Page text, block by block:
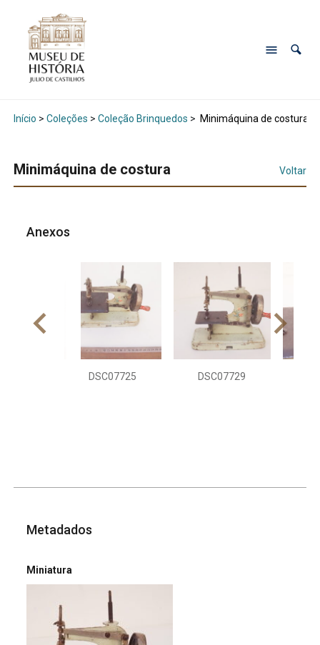
Início > Coleções > Coleção Brinquedos > Minimáquina de costura
Minimáquina de costura Voltar
Anexos
DSC07725 DSC07729
Metadados
Miniatura